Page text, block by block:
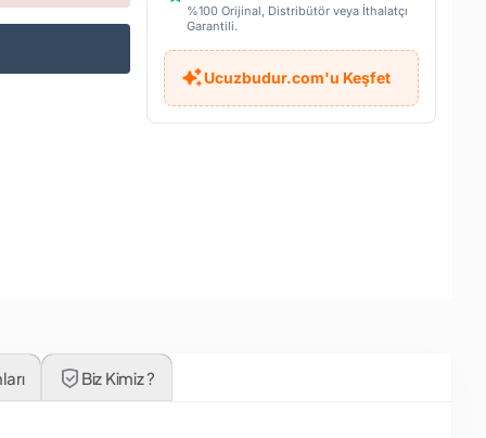
%100 Orijinal, Distribütör veya İthalatçı
Garantili.
Ucuzbudur.com'u Keşfet
Biz Kimiz ?